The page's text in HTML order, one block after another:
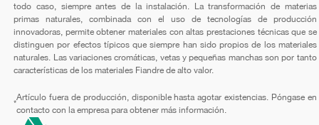
todo caso, siempre antes de la instalación. La transformación de materias
primas naturales, combinada con el uso de tecnologías de producción
innovadoras, permite obtener materiales con altas prestaciones técnicas que se
distinguen por efectos típicos que siempre han sido propios de los materiales
naturales. Las variaciones cromáticas, vetas y pequeñas manchas son por tanto
características de los materiales Fiandre de alto valor.
*
Artículo fuera de producción, disponible hasta agotar existencias. Póngase en
contacto con la empresa para obtener más información.